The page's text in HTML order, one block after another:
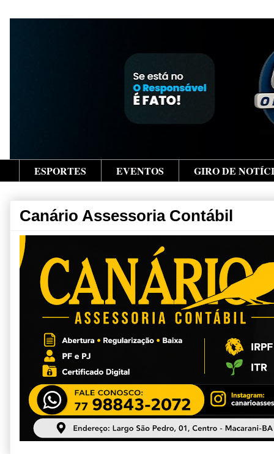
ESPORTES EVENTOS GIRO DE
Canário Assessoria Contábil